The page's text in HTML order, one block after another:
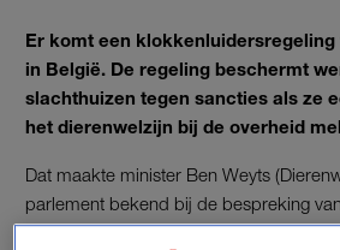
Er komt een
in België. De regeling beschermt
slachthuizen tegen sancties als ze
het dierenwelzijn bij de overheid
Dat maakte minister Ben Weyts
parlement bekend bij de bespreking
schendingen in de sector.